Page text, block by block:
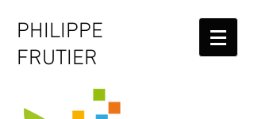
PHILIPPE
FRUTIER